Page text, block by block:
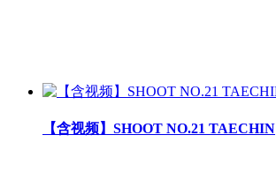
【含视频】SHOOT NO.21 TAECHIN